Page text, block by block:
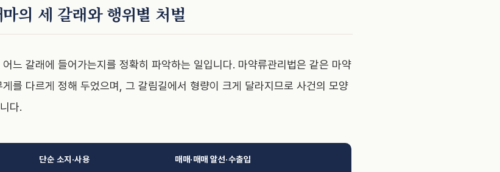
의 세 갈래와 행위별 처벌
느 갈래에 들어가는지를 정확히 파악하는 일입니다. 마약류관리법은 같은 마약
를 다르게 정해 두었으며, 그 갈림길에서 형량이 크게 달라지므로 사건의 모양
다.
단순 소지·사용 매매·매매 알선·수출입